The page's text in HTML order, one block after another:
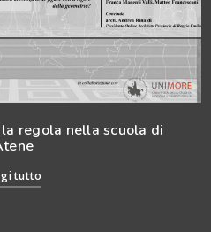
regola nella scuola di
tutto